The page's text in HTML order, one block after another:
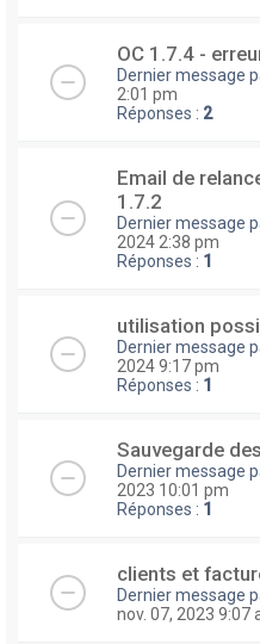
OC 1.7.4 -
Dernier message
2:01 pm
Réponses : 2
Email de
1.7.2
Dernier message
2024 2:38 pm
Réponses : 1
utilisation
Dernier message
2024 9:17 pm
Réponses : 1
Sauvegarde
Dernier message
2023 10:01 pm
Réponses : 1
clients et
Dernier message
nov. 07, 2023 9:07